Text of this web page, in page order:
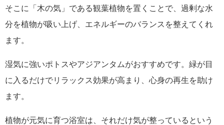
そこに「木の気」である観葉植物を置くことで、過剰な水
分を植物が吸い上げ、エネルギーのバランスを整えてくれ
ます。
湿気に強いポトスやアジアンタムがおすすめです。緑が目
に入るだけでリラックス効果が高まり、心身の再生を助け
ます。
植物が元気に育つ浴室は、それだけ気が整っているという